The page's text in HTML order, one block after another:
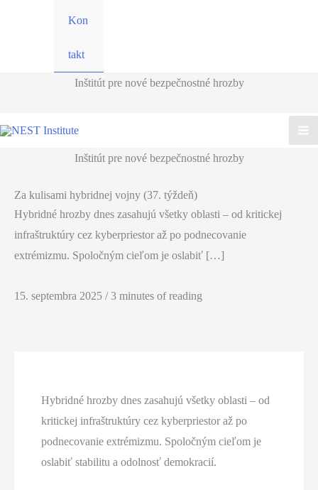
Kon
takt
Inštitút pre nové bezpečnostné hrozby
Inštitút pre nové bezpečnostné hrozby
Za kulisami hybridnej vojny (37. týždeň)
Hybridné hrozby dnes zasahujú všetky oblasti – od kritickej
infraštruktúry cez kyberpriestor až po podnecovanie
extrémizmu. Spoločným cieľom je oslabiť […]
15. septembra 2025 /3 minutes of reading
Hybridné hrozby dnes zasahujú všetky oblasti – od
kritickej infraštruktúry cez kyberpriestor až po
podnecovanie extrémizmu. Spoločným cieľom je
oslabiť stabilitu a odolnosť demokracií.